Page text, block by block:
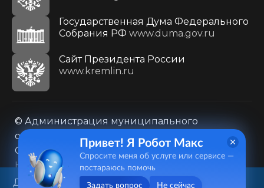
Государственная Дума Федерального
Собрания РФ www.duma.gov.ru
Cайт Президента России
www.kremlin.ru
© Администрация муниципального
образования городского округа «Город
Саратов»
Контакты
Карта сайта
Политика в отношении обработки
Данный веб-сайт использует
Привет! Я Робот Макс
Спросите меня об услуге или сервисе —
постараюсь помочь
Задать вопрос Не сейчас